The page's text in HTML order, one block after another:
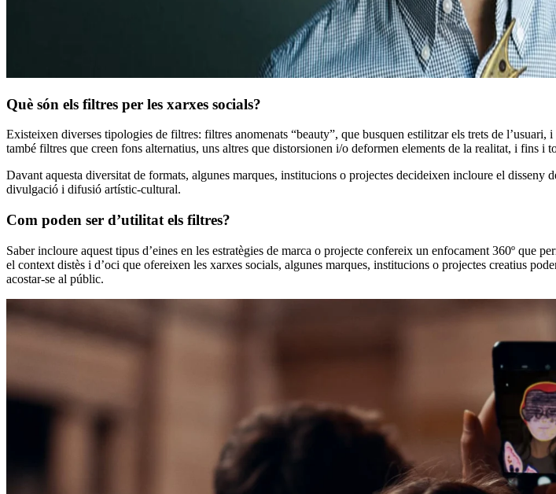
Què són els filtres per les xarxes socials?
Existeixen diverses tipologies de filtres: filtres anomenats “beauty”, que busquen estilitzar els trets de
també filtres que creen fons alternatius, uns altres que distorsionen i/o deformen elements de la realitat, i fins
Davant aquesta diversitat de formats, algunes marques, institucions o projectes decideixen incloure el
divulgació i difusió artístic-cultural.
Com poden ser d’utilitat els filtres?
Saber incloure aquest tipus d’eines en les estratègies de marca o projecte confereix un enfocament 360º que
el context distès i d’oci que ofereixen les xarxes socials, algunes marques, institucions o projectes creatius
acostar-se al públic.